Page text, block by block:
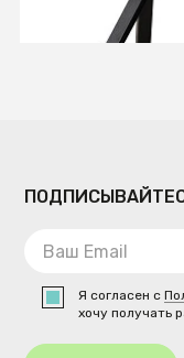
В
Я согласен с
хочу получать